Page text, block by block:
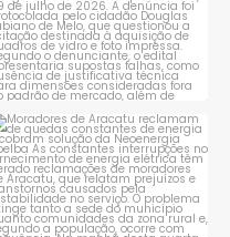
Moradores de Aracatu
reclamam de quedas
constantes ...
1 0